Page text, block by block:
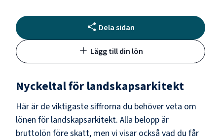
Dela sidan
Lägg till din lön
Nyckeltal för landskapsarkitekt
Här är de viktigaste siffrorna du behöver veta om
lönen för landskapsarkitekt. Alla belopp är
bruttolön före skatt, men vi visar också vad du får